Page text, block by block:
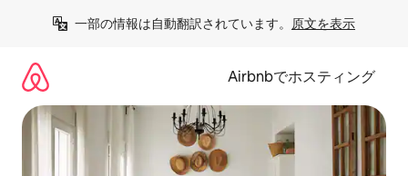
一部の情報は自動翻訳されています。 原文を表示
Airbnbでホスティング